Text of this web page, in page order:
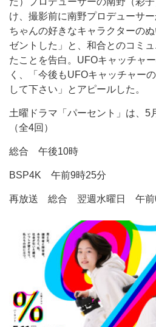
け、撮影前に南野プロデューサ
ちゃんの好きなキャラクターの
ゼントした」と、和合とのコミ
たことを告白。UFOキャッチャ
く、「今後もUFOキャッチャー
して下さい」とアピールした。
土曜ドラマ「パーセント」は、5
（全4回）
総合 午後10時
BSP4K 午前9時25分
再放送 総合 翌週水曜日 午前